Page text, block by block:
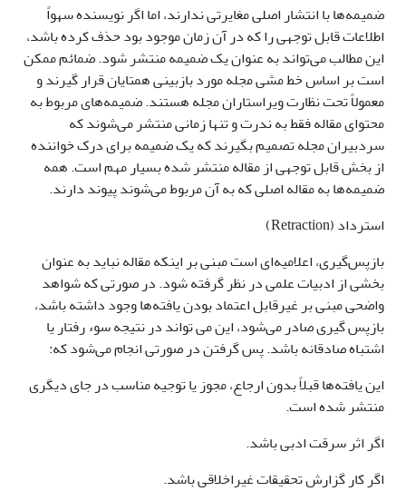
ضمیمه‌ها با انتشار اصلی مغایرتی ندارند، اما اگر نویسنده سهواً
اطلاعات قابل توجهی را که در آن زمان موجود بود حذف کرده باشد،
این مطالب می‌تواند به عنوان یک ضمیمه منتشر شود. ضمائم ممکن
است بر اساس خط مشی مجله مورد بازبینی همتایان قرار گیرند و
معمولاً تحت نظارت ویراستاران مجله هستند. ضمیمه‌های مربوط به
محتوای مقاله فقط به ندرت و تنها زمانی منتشر می‌شوند که
سردبیران مجله تصمیم بگیرند که یک ضمیمه برای درک خواننده
از بخش قابل توجهی از مقاله منتشر شده بسیار مهم است. همه
ضمیمه‌ها به مقاله اصلی که به آن مربوط می‌شوند پیوند دارند.
استرداد (Retraction)
بازپس‌گیری، اعلامیه‌ای است مبنی بر اینکه مقاله نباید به عنوان
بخشی از ادبیات علمی در نظر گرفته شود. در صورتی که شواهد
واضحی مبنی بر غیرقابل اعتماد بودن یافته‌ها وجود داشته باشد،
بازپس گیری صادر می‌شود، این می تواند در نتیجه سوء رفتار یا
اشتباه صادقانه باشد. پس گرفتن در صورتی انجام می‌شود که:
این یافته‌ها قبلاً بدون ارجاع، مجوز یا توجیه مناسب در جای دیگری
منتشر شده است.
اگر اثر سرقت ادبی باشد.
اگر کار گزارش تحقیقات غیراخلاقی باشد.